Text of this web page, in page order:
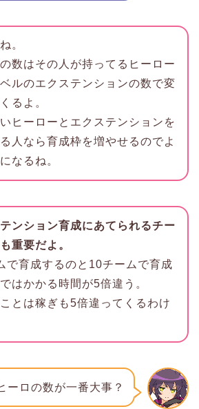
。
数はその人が持ってるヒーロー
ルのエクステンションの数で変
るよ。
ヒーローとエクステンションを
人なら育成枠を増やせるのでよ
なるね。
ンション育成にあてられるチー
重要だよ。
で育成するのと10チームで育成
はかかる時間が5倍違う。
とは稼ぎも5倍違ってくるわけ
ーロの数が一番大事？